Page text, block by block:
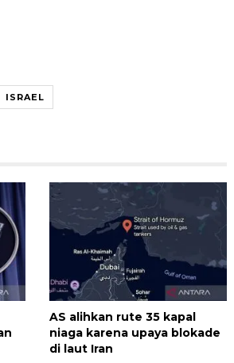
ISRAEL
AS alihkan rute 35 kapal
niaga karena upaya blokade
di laut Iran